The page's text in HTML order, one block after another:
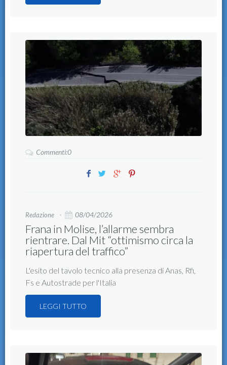
Commenti:0
Redazione 08/04/2026
Frana in Molise, l’allarme sembra
rientrare. Dal Mit “ottimismo circa la
riapertura del traffico”
L'esito del tavolo tecnico alla presenza di Anas, Rfi,
Fs e Autostrade per l'Italia
LEGGI TUTTO